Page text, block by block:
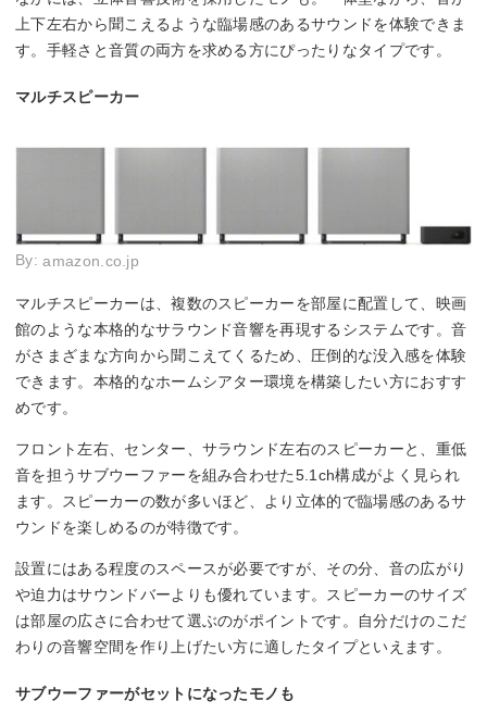
上下左右から聞こえるような臨場感のあるサウンドを体験できま
す。手軽さと音質の両方を求める方にぴったりなタイプです。
マルチスピーカー
By:amazon.co.jp
マルチスピーカーは、複数のスピーカーを部屋に配置して、映画
館のような本格的なサラウンド音響を再現するシステムです。音
がさまざまな方向から聞こえてくるため、圧倒的な没入感を体験
できます。本格的なホームシアター環境を構築したい方におすす
めです。
フロント左右、センター、サラウンド左右のスピーカーと、重低
音を担うサブウーファーを組み合わせた5.1ch構成がよく見られ
ます。スピーカーの数が多いほど、より立体的で臨場感のあるサ
ウンドを楽しめるのが特徴です。
設置にはある程度のスペースが必要ですが、その分、音の広がり
や迫力はサウンドバーよりも優れています。スピーカーのサイズ
は部屋の広さに合わせて選ぶのがポイントです。自分だけのこだ
わりの音響空間を作り上げたい方に適したタイプといえます。
サブウーファーがセットになったモノも